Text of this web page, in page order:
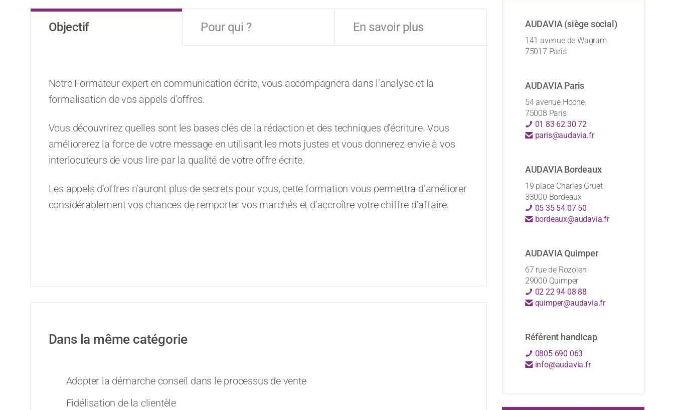
Objectif Pour qui ? En savoir plus
Notre Formateur expert en communication écrite, vous accompagnera dans l’analyse et la
formalisation de vos appels d’offres.
Vous découvrirez quelles sont les bases clés de la rédaction et des techniques d’écriture. Vous
améliorerez la force de votre message en utilisant les mots justes et vous donnerez envie à vos
interlocuteurs de vous lire par la qualité de votre offre écrite.
Les appels d’offres n’auront plus de secrets pour vous, cette formation vous permettra d’améliorer
considérablement vos chances de remporter vos marchés et d’accroître votre chiffre d’affaire.
Dans la même catégorie
Adopter la démarche conseil dans le processus de vente
Fidélisation de la clientèle
AUDAVIA (siège social)
141 avenue de Wagram
75017 Paris
AUDAVIA Paris
54 avenue Hoche
75008 Paris
01 83 62 30 72
paris@audavia.fr
AUDAVIA Bordeaux
19 place Charles Gruet
33000 Bordeaux
05 35 54 07 50
bordeaux@audavia.fr
AUDAVIA Quimper
67 rue de Rozolen
29000 Quimper
02 22 94 08 88
quimper@audavia.fr
Référent handicap
0805 690 063
info@audavia.fr